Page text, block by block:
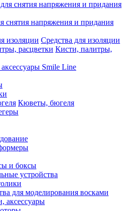
снятия напряжения и придания
Средства для изоляции
Кисти, палитры,
Smile Line
Кюветы, бюгеля
и боксы
устройства
для моделирования восками
аксессуары